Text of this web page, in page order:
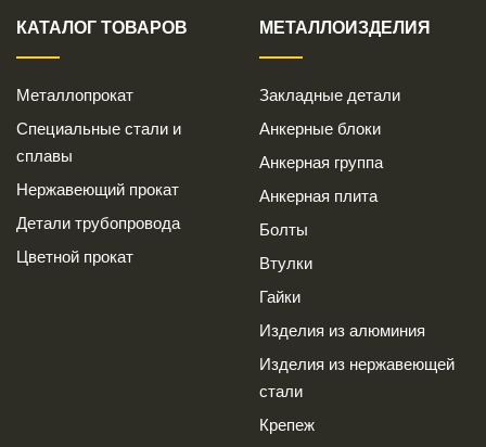
КАТАЛОГ ТОВАРОВ
Металлопрокат
Специальные стали и
сплавы
Нержавеющий прокат
Детали трубопровода
Цветной прокат
МЕТАЛЛОИЗДЕЛИЯ
Закладные детали
Анкерные блоки
Анкерная группа
Анкерная плита
Болты
Втулки
Гайки
Изделия из алюминия
Изделия из нержавеющей
стали
Крепеж